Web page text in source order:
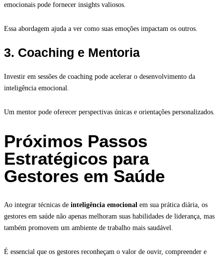
emocionais pode fornecer insights valiosos.
Essa abordagem ajuda a ver como suas emoções impactam os outros.
3. Coaching e Mentoria
Investir em sessões de coaching pode acelerar o desenvolvimento da
inteligência emocional.
Um mentor pode oferecer perspectivas únicas e orientações personalizados.
Próximos Passos
Estratégicos para
Gestores em Saúde
Ao integrar técnicas de inteligência emocional em sua prática diária, os
gestores em saúde não apenas melhoram suas habilidades de liderança, mas
também promovem um ambiente de trabalho mais saudável.
É essencial que os gestores reconheçam o valor de ouvir, compreender e